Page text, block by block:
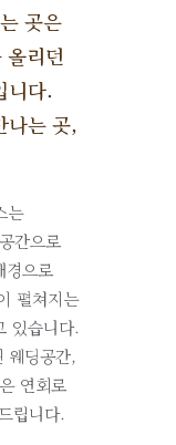
곳은
리던
니다.
나는 곳,
는
간으로
경으로
펼쳐지는
있습니다.
웨딩공간,
연회로
립니다.